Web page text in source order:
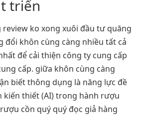
triển
ko xong xuôi đầu tư quăng
đổi khôn cùng càng nhiều tất cả
để cải thiện công ty cung cấp
cấp. giữa khôn cùng càng
biết thông dụng là năng lực đề
kiến thiết (AI) trong hành rượu
cồn quý quý đọc giả hàng